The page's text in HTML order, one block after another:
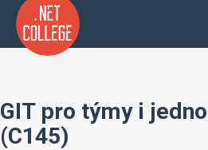
GIT pro týmy i
(C145)